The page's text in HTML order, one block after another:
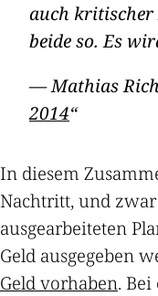
auch
beide so. Es
— Mathias
2014
In diesem
Nachtritt, und
ausgearbeiteten
Geld ausgegeben
Geld vorhaben.